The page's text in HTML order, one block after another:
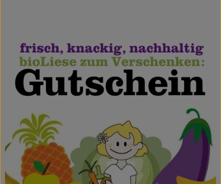
Kühltheke
Speisekammer
Getränke
Drogerie & Haushalt
💜 Schnupperangebot
💚 bioLiese für alle!